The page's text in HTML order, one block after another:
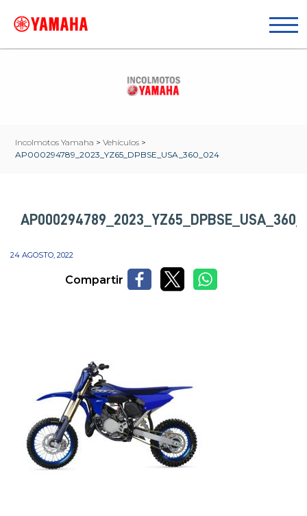
Incolmotos Yamaha > Vehículos >
AP000294789_2023_YZ65_DPBSE_USA_360_024
24 AGOSTO, 2022
Compartir